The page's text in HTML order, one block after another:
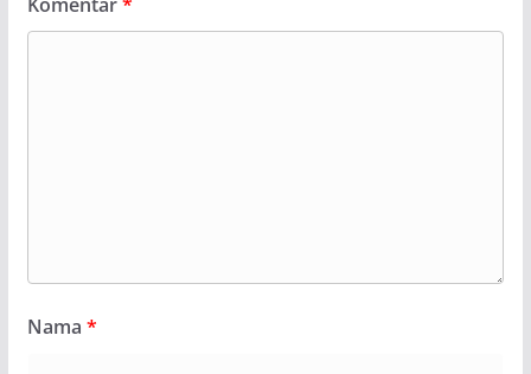
Nama *